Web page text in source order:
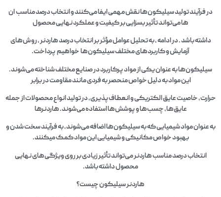
در فرآیند تولید سیلیکون‌ها نقش مهمی ایفا می‌کنند و انتخاب درصد مناسب ان
ها می‌تواند تأثیر بسزایی بر کیفیت و عملکرد نهایی محصول
داشته باشد . در ادامه ، به تحلیل عوامل مؤثر بر انتخاب درصد هاردنر ، روش‌های
آزمایش و کاربردهای مختلف سیلیکون‌ها خواهیم پرداخت.
سیلیکون‌ها به عنوان یکی از مواد پرکاربرد در صنایع مختلف شناخته می‌شوند.
این مواد به دلیل خواص منحصر به فردی مانند مقاومت در برابر
حرارت، خاصیت عایق الکتریکی و انعطاف‌پذیری، در تولید انواع محصولات از جمله
عایق‌ها، چسب‌ها و پوشش‌ها استفاده می‌شوند. هاردنرها
به عنوان مواد شیمیایی که به سیلیکون‌ها اضافه می‌شوند، به فرآیند سخت شدن و
بهبود خواص مکانیکی و شیمیایی این مواد کمک میکنند.
انتخاب درصد مناسب هاردنر می‌تواند تأثیر زیادی بر روی ویژگی‌های نهایی
محصول داشته باشد.
هاردنر سیلیکون چیست؟